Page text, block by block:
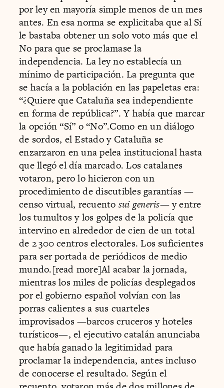
por ley en mayoría simple menos de un mes
antes. En esa norma se explicitaba que al Sí
le bastaba obtener un solo voto más que el
No para que se proclamase la
independencia. La ley no establecía un
mínimo de participación. La pregunta que
se hacía a la población en las papeletas era:
“¿Quiere que Cataluña sea independiente
en forma de república?”. Y había que marcar
la opción “Sí” o “No”.Como en un diálogo
de sordos, el Estado y Cataluña se
enzarzaron en una pelea institucional hasta
que llegó el día marcado. Los catalanes
votaron, pero lo hicieron con un
procedimiento de discutibles garantías —
censo virtual, recuento sui generis— y entre
los tumultos y los golpes de la policía que
intervino en alrededor de cien de un total
de 2 300 centros electorales. Los suficientes
para ser portada de periódicos de medio
mundo.[read more]Al acabar la jornada,
mientras los miles de policías desplegados
por el gobierno español volvían con las
porras calientes a sus cuarteles
improvisados —barcos cruceros y hoteles
turísticos—, el ejecutivo catalán anunciaba
que había ganado la legitimidad para
proclamar la independencia, antes incluso
de conocerse el resultado. Según el